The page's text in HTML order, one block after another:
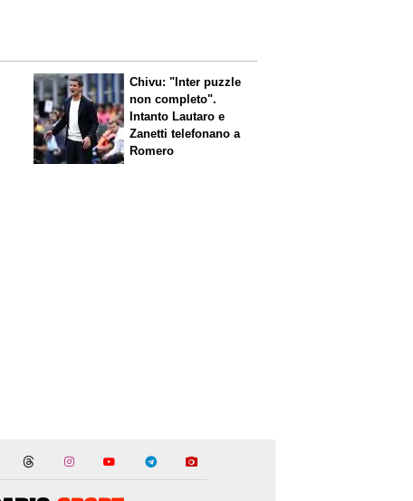
Chivu: "Inter puzzle
non completo".
Intanto Lautaro e
Zanetti telefonano a
Romero